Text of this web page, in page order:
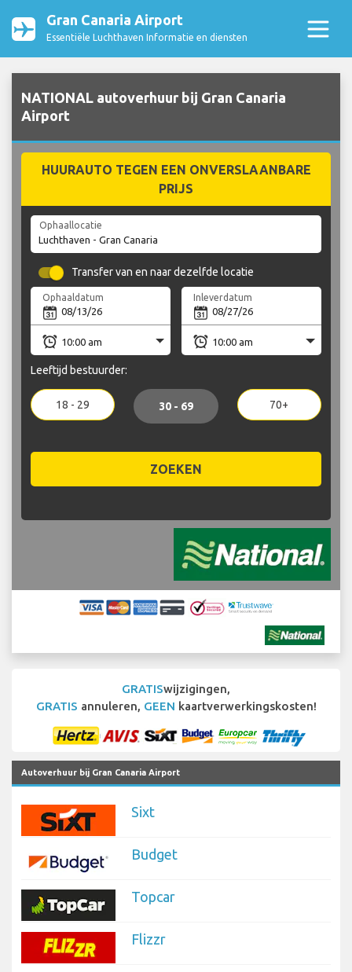
Gran Canaria Airport
Essentiële Luchthaven Informatie en diensten
NATIONAL autoverhuur bij Gran Canaria
Airport
HUURAUTO TEGEN EEN ONVERSLAANBARE
PRIJS
Ophaallocatie
Transfer van en naar dezelfde locatie
Ophaaldatum Inleverdatum
Leeftijd bestuurder:
18 - 29 30 - 69 70+
ZOEKEN
GRATISwijzigingen,
GRATIS annuleren, GEEN kaartverwerkingskosten!
Autoverhuur bij Gran Canaria Airport
Sixt
Budget
Topcar
Flizzr